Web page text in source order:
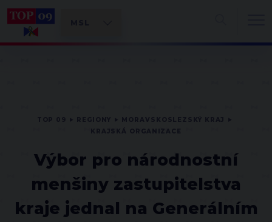
Výbor pro národnostní
menšiny zastupitelstva
kraje jednal na Generálním